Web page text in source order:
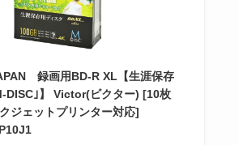
ニトリや無印、3coinsでも購入で
きる？
キャットフードの保存容器は100
均で売ってる？袋ごとや真空でき
るものは？代用できるアイテムは
どれ？
録画用BD-R XL【生涯保存
DISC｣】 Victor(ビクター) [10枚
ジェットプリンター対応]